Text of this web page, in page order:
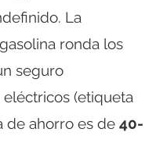
La
ronda los
seguro
(etiqueta
de ahorro es de 40-